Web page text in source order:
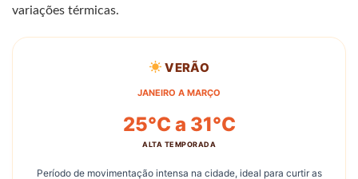
variações térmicas.
VERÃO
JANEIRO A MARÇO
25°C a 31°C
ALTA TEMPORADA
Período de movimentação intensa na cidade, ideal para curtir as